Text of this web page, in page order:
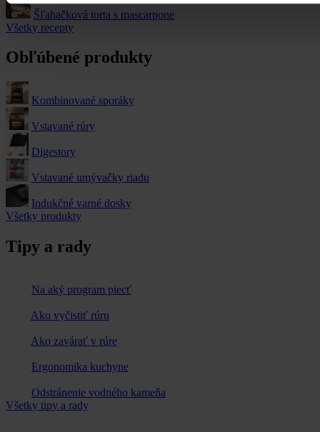
Šľahačková torta s mascarpone
Všetky recepty
Obľúbené produkty
Kombinované sporáky
Vstavané rúry
Digestory
Vstavané umývačky riadu
Indukčné varné dosky
Všetky produkty
Tipy a rady
Na aký program piecť
Ako vyčistiť rúru
Ako zavárať v rúre
Ergonomika kuchyne
Odstránenie vodného kameňa
Všetky tipy a rady